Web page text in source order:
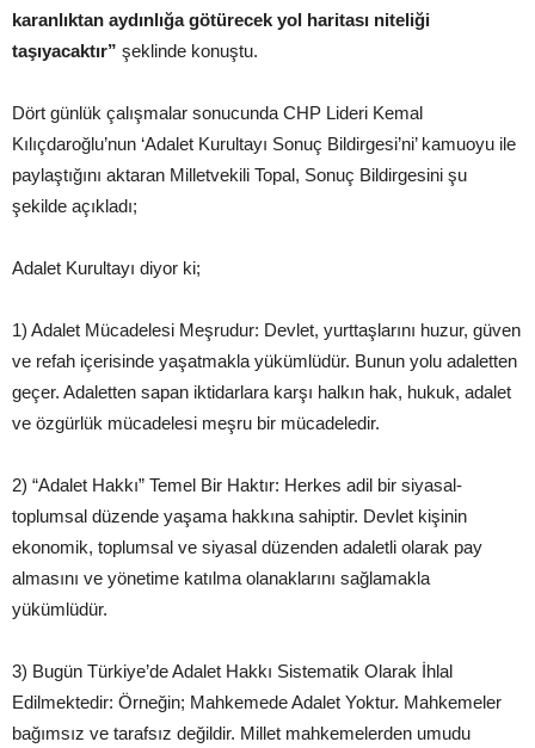
karanlıktan aydınlığa götürecek yol haritası niteliği
taşıyacaktır” şeklinde konuştu.
Dört günlük çalışmalar sonucunda CHP Lideri Kemal
Kılıçdaroğlu’nun ‘Adalet Kurultayı Sonuç Bildirgesi’ni’ kamuoyu ile
paylaştığını aktaran Milletvekili Topal, Sonuç Bildirgesini şu
şekilde açıkladı;
Adalet Kurultayı diyor ki;
1) Adalet Mücadelesi Meşrudur: Devlet, yurttaşlarını huzur, güven
ve refah içerisinde yaşatmakla yükümlüdür. Bunun yolu adaletten
geçer. Adaletten sapan iktidarlara karşı halkın hak, hukuk, adalet
ve özgürlük mücadelesi meşru bir mücadeledir.
2) “Adalet Hakkı” Temel Bir Haktır: Herkes adil bir siyasal-
toplumsal düzende yaşama hakkına sahiptir. Devlet kişinin
ekonomik, toplumsal ve siyasal düzenden adaletli olarak pay
almasını ve yönetime katılma olanaklarını sağlamakla
yükümlüdür.
3) Bugün Türkiye’de Adalet Hakkı Sistematik Olarak İhlal
Edilmektedir: Örneğin; Mahkemede Adalet Yoktur. Mahkemeler
bağımsız ve tarafsız değildir. Millet mahkemelerden umudu